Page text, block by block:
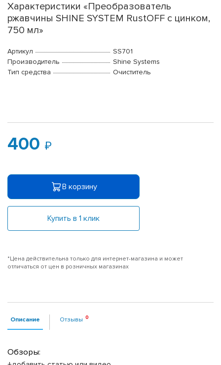
Характеристики «Преобразователь
ржавчины SHINE SYSTEM RustOFF с цинком,
750 мл»
Артикул
SS701
Производитель
Shine Systems
Тип средства
Очиститель
400
В корзину
Купить в 1 клик
*Цена действительна только для интернет-магазина и может
отличаться от цен в розничных магазинах
Описание Отзывы
Обзоры: